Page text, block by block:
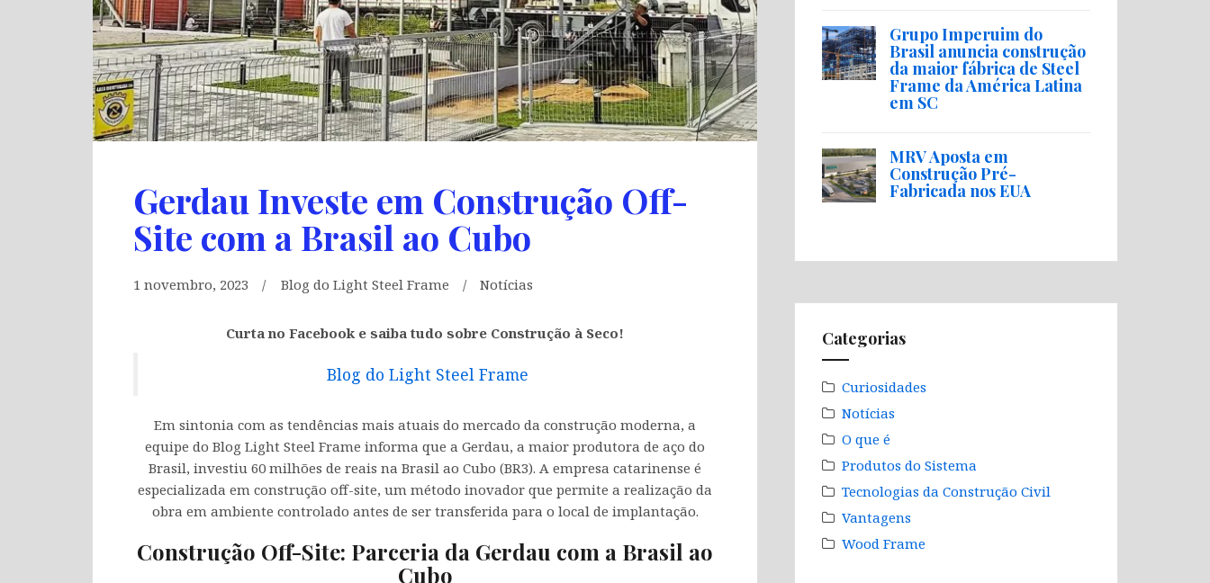
Gerdau Investe em Construção Off-
Site com a Brasil ao Cubo
1 novembro, 2023 Blog do Light Steel Frame Notícias
Curta no Facebook e saiba tudo sobre Construção à Seco!
Blog do Light Steel Frame
Em sintonia com as tendências mais atuais do mercado da construção moderna, a
equipe do Blog Light Steel Frame informa que a Gerdau, a maior produtora de aço do
Brasil, investiu 60 milhões de reais na Brasil ao Cubo (BR3). A empresa catarinense é
especializada em construção off-site, um método inovador que permite a realização da
obra em ambiente controlado antes de ser transferida para o local de implantação.
Construção Off-Site: Parceria da Gerdau com a Brasil ao
Cubo
Grupo Imperuim do
Brasil anuncia construção
da maior fábrica de Steel
Frame da América Latina
em SC
MRV Aposta em
Construção Pré-
Fabricada nos EUA
Categorias
Curiosidades
Notícias
O que é
Produtos do Sistema
Tecnologias da Construção Civil
Vantagens
Wood Frame